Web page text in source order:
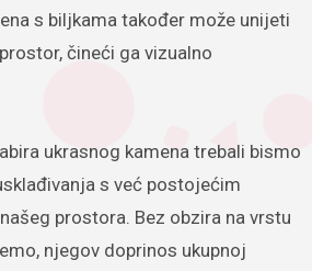
s biljkama također može unijeti
čineći ga vizualno
ukrasnog kamena trebali bismo
s već postojećim
prostora. Bez obzira na vrstu
njegov doprinos ukupnoj